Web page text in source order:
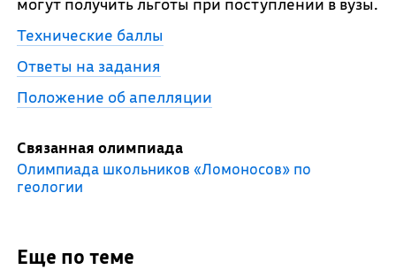
Технические баллы
Ответы на задания
Положение об апелляции
Связанная олимпиада
Олимпиада школьников «Ломоносов» по
геологии
Еще по теме